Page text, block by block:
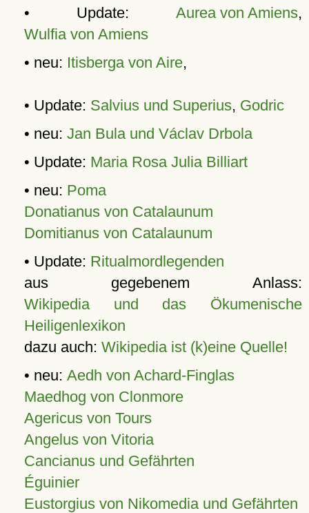
• Update: Aurea von Amiens,
Wulfia von Amiens
• neu: Itisberga von Aire,
• Update: Salvius und Superius, Godric
• neu: Jan Bula und Václav Drbola
• Update: Maria Rosa Julia Billiart
• neu: Poma
Donatianus von Catalaunum
Domitianus von Catalaunum
• Update: Ritualmordlegenden
aus gegebenem Anlass:
Wikipedia und das Ökumenische
Heiligenlexikon
dazu auch: Wikipedia ist (k)eine Quelle!
• neu: Aedh von Achard-Finglas
Maedhog von Clonmore
Agericus von Tours
Angelus von Vitoria
Cancianus und Gefährten
Éguinier
Eustorgius von Nikomedia und Gefährten